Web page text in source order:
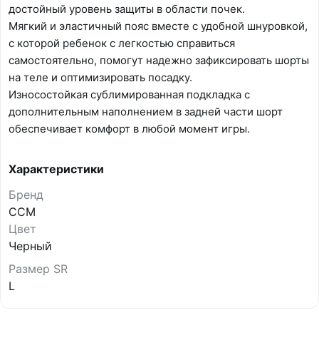
достойный уровень защиты в области почек.
Мягкий и эластичный пояс вместе с удобной шнуровкой,
с которой ребенок с легкостью справиться
самостоятельно, помогут надежно зафиксировать шорты
на теле и оптимизировать посадку.
Износостойкая сублимированная подкладка с
дополнительным наполнением в задней части шорт
обеспечивает комфорт в любой момент игры.
Характеристики
Бренд
CCM
Цвет
Черный
Размер SR
L